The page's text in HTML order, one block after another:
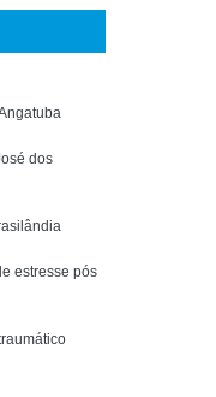
dos
estresse pós